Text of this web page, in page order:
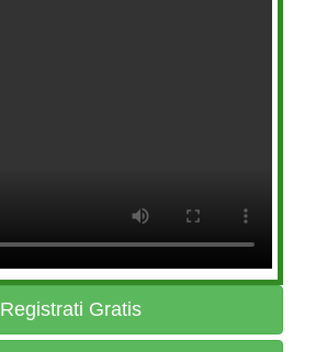
Registrati Gratis